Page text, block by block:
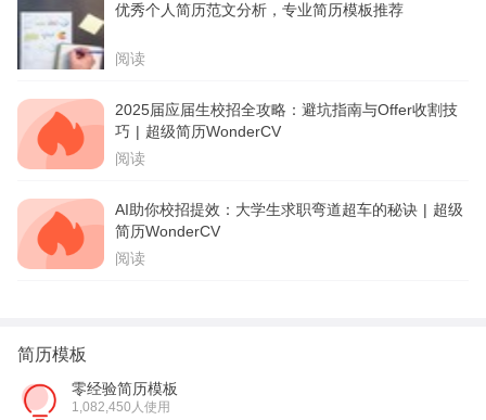
优秀个人简历范文分析，专业简历模板推荐
阅读
2025届应届生校招全攻略：避坑指南与Offer收割技
巧 | 超级简历WonderCV
阅读
AI助你校招提效：大学生求职弯道超车的秘诀 | 超级
简历WonderCV
阅读
简历模板
零经验简历模板
1,082,450人使用